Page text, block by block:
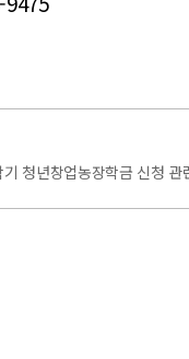
청년창업농장학금 신청 관